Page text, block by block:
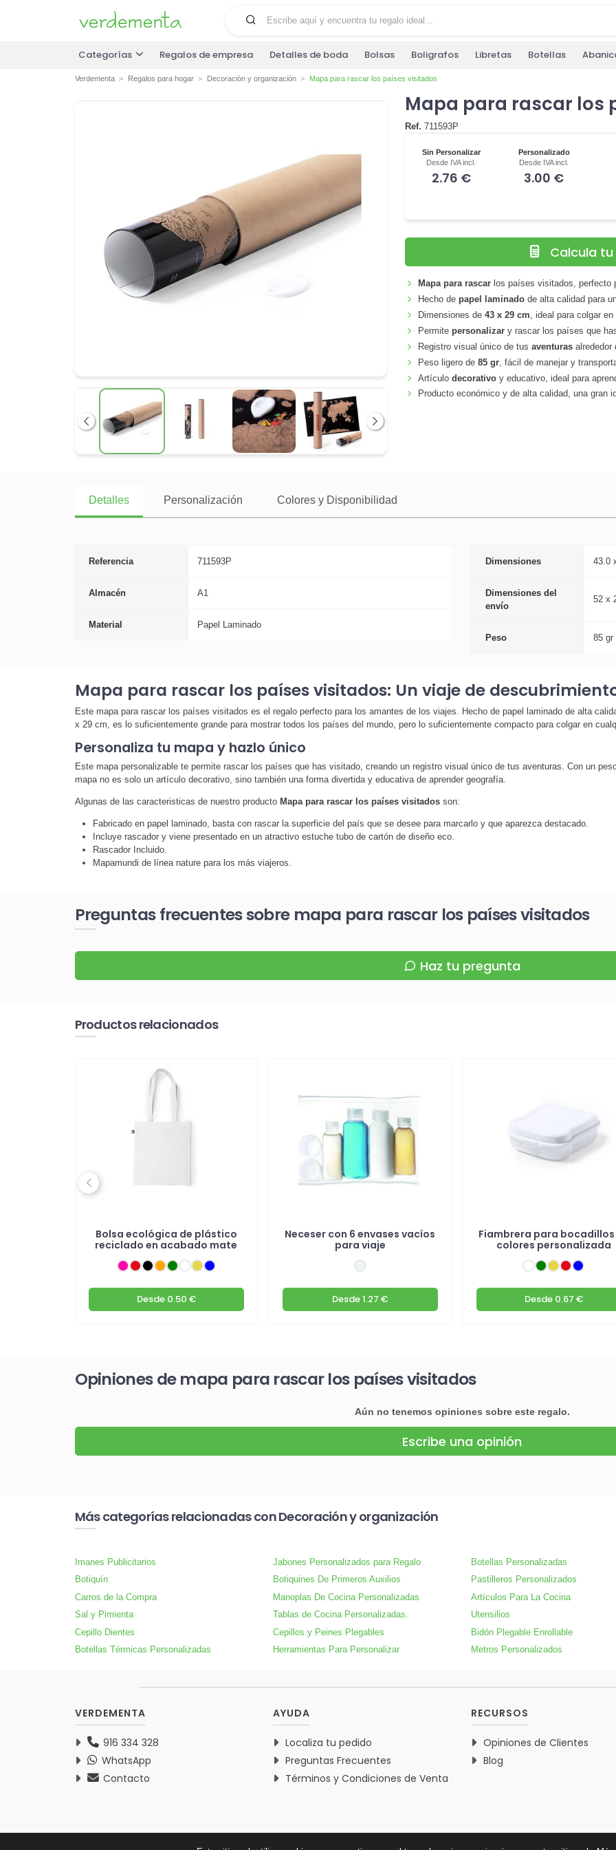
Categorías Regalos de empresa Detalles de boda Bolsas Boligrafos Libretas Botellas
Verdementa Regalos para hogar Decoración y organización Mapa para rascar los países visitados
Anterior Siguiente
Mapa para rascar los
Ref. 711593P
Sin Personalizar
Desde IVA incl.
2.76 €
Personalizado
Desde IVA incl.
3.00 €
Calcula
Mapa para rascar los países visitados, perfecto
Hecho de papel laminado de alta calidad para
Dimensiones de43 x 29 cm, ideal para colgar
Permite personalizar y rascar los países que
Registro visual único de tusaventuras alrededor
Peso ligero de85 gr , fácil de manejar y
Artículodecorativo y educativo, ideal para
Producto económico y de alta calidad, una gran
Detalles Personalización Colores y Disponibilidad
Referencia 711593P
Almacén A1
Material Papel Laminado
Dimensiones 43.0
Dimensiones del
envío
52 x
Peso 85 gr
Mapa para rascar los países visitados: Un viaje de
Este mapa para rascar los países visitados es el regalo perfecto para los amantes de los viajes. Hecho de papel laminado de alta
x 29 cm, es lo suficientemente grande para mostrar todos los países del mundo, pero lo suficientemente compacto para colgar en
Personaliza tu mapa y hazlo único
Este mapa personalizable te permite rascar los países que has visitado, creando un registro visual único de tus aventuras. Con un
mapa no es solo un artículo decorativo, sino también una forma divertida y educativa de aprender geografía.
Algunas de las caracteristicas de nuestro producto Mapa para rascar los países visitadosson:
Fabricado en papel laminado, basta con rascar la superficie del país que se desee para marcarlo y que aparezca destacado.
Incluye rascador y viene presentado en un atractivo estuche tubo de cartón de diseño eco.
Rascador Incluido.
Mapamundi de línea nature para los más viajeros.
Preguntas frecuentes sobre mapa para rascar los países visitados
Haz tu pregunta
Productos relacionados
Bolsa ecológica de plástico
reciclado en acabado mate
Desde0.50 €
Neceser con 6 envases vacíos
para viaje
Desde1.27 €
Fiambrera para bocadillos
colores personalizada
Desde0.67 €
Previous
Opiniones de mapa para rascar los países visitados
Aún no tenemos opiniones sobre este regalo.
Escribe una opinión
Más categorías relacionadas con Decoración y organización
Imanes Publicitarios Jabones Personalizados para Regalo
Botellas Personalizadas
Botiquín
Botiquines De Primeros Auxilios
Pastilleros Personalizados
Carros de la Compra
Manoplas De Cocina Personalizadas
Artículos Para La Cocina
Sal y Pimienta
Tablas de Cocina Personalizadas.
Utensilios
Cepillo Dientes
Cepillos y Peines Plegables
Bidón Plegable Enrollable
Botellas Térmicas Personalizadas
Herramientas Para Personalizar Metros Personalizados
VERDEMENTA
916 334 328
WhatsApp
Contacto
AYUDA
Localiza tu pedido
Preguntas Frecuentes
Términos y Condiciones de Venta
RECURSOS
Opiniones de Clientes
Blog